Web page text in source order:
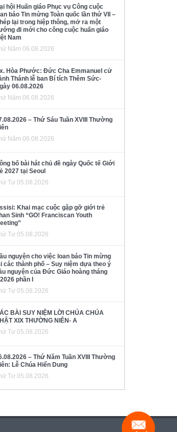
hội Huấn giáo Phục vụ Công cuộc
báo Tin mừng Toàn quốc lần thứ VII –
lại trong hiệp thông, mở ra một
đi mới cho công cuộc huấn giáo
Nam
Năm 06.08.2026
Hòa Phước: Đức Cha Emmanuel cử
Thánh lễ ban Bí tích Thêm Sức-
06.08.2026
Năm 06.08.2026
– Thứ Sáu Tuần XVIII Thường
Năm 06.08.2026
bố bài hát chủ đề ngày Quốc tế Giới
2027 tại Seoul
Tư 05.08.2026
Khai mạc cuộc gặp gỡ giới trẻ
Sinh “GO! Franciscan Youth
Tư 05.08.2026
nguyện cho việc loan báo Tin mừng
các thành phố – Suy niệm dựa theo ý
nguyện của Đức Giáo hoàng tháng
phần I
Tư 05.08.2026
BÀI SUY NIỆM LỜI CHÚA CHÚA
XIX THƯỜNG NIÊN- A
Tư 05.08.2026
– Thứ Năm Tuần XVIII Thường
Lễ Chúa Hiển Dung
Tư 05.08.2026